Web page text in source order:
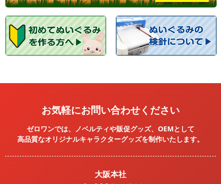
お気軽にお問い合わせください
ゼロワンでは、ノベルティや販促グッズ、OEMとして
高品質なオリジナルキャラクターグッズを制作いたします。
大阪本社